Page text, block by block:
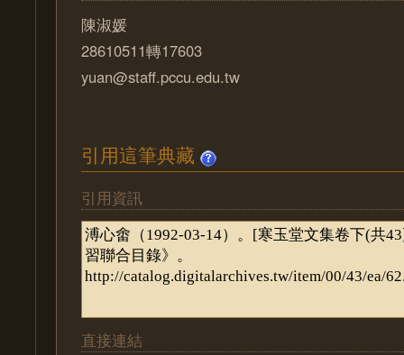
陳淑媛
28610511轉17603
yuan@staff.pccu.edu.tw
引用這筆典藏
引用資訊
直接連結